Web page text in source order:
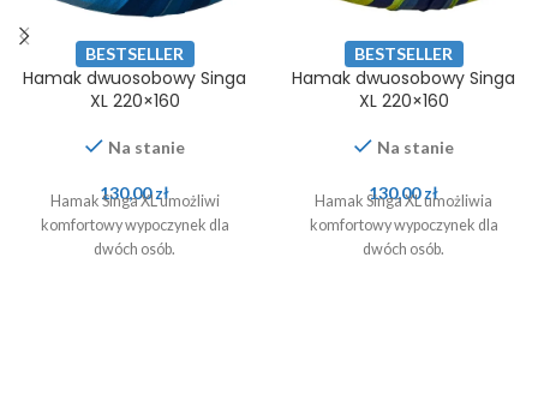
BESTSELLER
Hamak dwuosobowy Singa
XL 220×160
Na stanie
130,00zł
Hamak Singa XL umożliwi
komfortowy wypoczynek dla
dwóch osób.
BESTSELLER
Hamak dwuosobowy Singa
XL 220×160
Na stanie
130,00zł
Hamak Singa XL umożliwia
komfortowy wypoczynek dla
dwóch osób.